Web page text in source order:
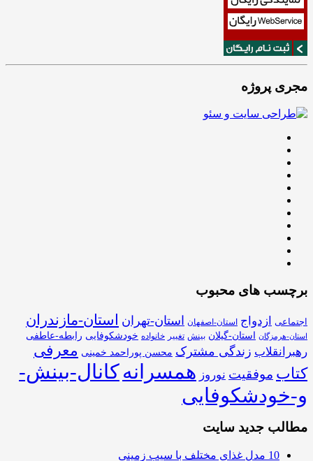
مجری پروژه
برچسب های محبوب
اجتماعی ازدواج استان-اصفهان استان-تهران استان-مازندران
استان-هرمزگان استان-گیلان بینش تغییر خانواده خودشکوفایی رابطه-عاطفی
رهبرانقلاب زندگی مشترک محسن پوراحمد خمینی معرفی
کتاب موفقیت نوروز همسرانهکانال-بینش-
و-خودشکوفایی
مطالب جدید سایت
10 مدل غذای مختلف با سیب زمینی